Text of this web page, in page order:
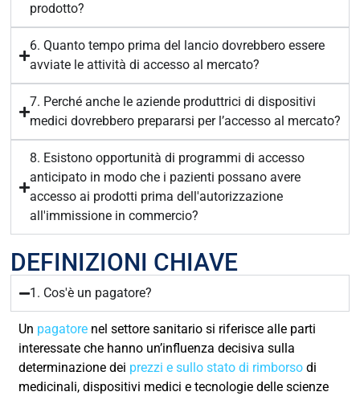
prodotto?
6. Quanto tempo prima del lancio dovrebbero essere
avviate le attività di accesso al mercato?
7. Perché anche le aziende produttrici di dispositivi
medici dovrebbero prepararsi per l’accesso al mercato?
8. Esistono opportunità di programmi di accesso
anticipato in modo che i pazienti possano avere
accesso ai prodotti prima dell'autorizzazione
all'immissione in commercio?
DEFINIZIONI CHIAVE
1. Cos'è un pagatore?
Un pagatore nel settore sanitario si riferisce alle parti
interessate che hanno un’influenza decisiva sulla
determinazione dei prezzi e sullo stato di rimborso di
medicinali, dispositivi medici e tecnologie delle scienze